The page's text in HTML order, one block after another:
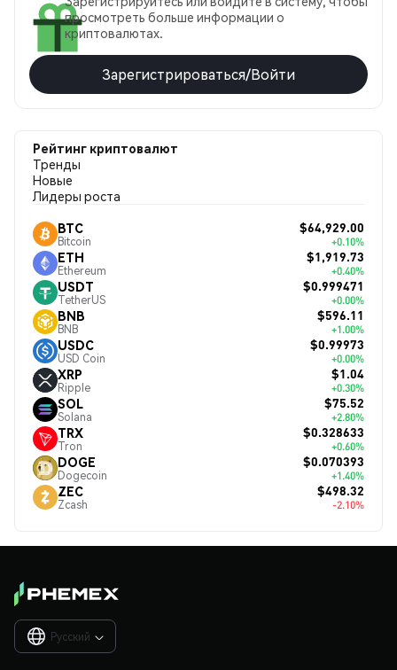
просмотреть больше информации о
криптовалютах.
Зарегистрироваться/Войти
Рейтинг криптовалют
Тренды
Новые
Лидеры роста
BTC
Bitcoin
$64,929.00
+0.10%
ETH
Ethereum
$1,919.73
+0.40%
USDT
TetherUS
$0.999471
+0.00%
BNB
BNB
$596.11
+1.00%
USDC
USD Coin
$0.99973
+0.00%
XRP
Ripple
$1.04
+0.30%
SOL
Solana
$75.52
+2.80%
TRX
Tron
$0.328633
+0.60%
DOGE
Dogecoin
$0.070393
+1.40%
ZEC
Zcash
$498.32
-2.10%
Русский 